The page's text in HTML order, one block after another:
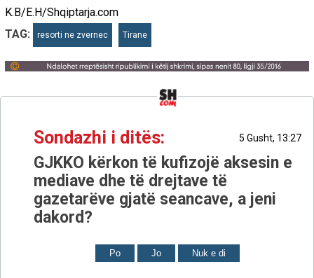
K.B/E.H/Shqiptarja.com
TAG:
resorti ne zvernec Tirane
Sondazhi i ditës: 5 Gusht, 13:27
GJKKO kërkon të kufizojë aksesin e
mediave dhe të drejtave të
gazetarëve gjatë seancave, a jeni
dakord?
Po Jo Nuk e di